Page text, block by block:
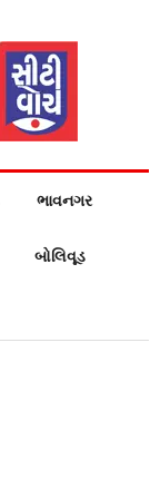
ભાવનગર
બોલિવૂડ